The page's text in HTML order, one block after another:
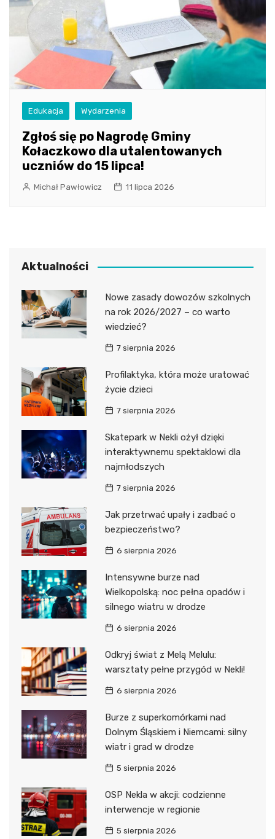
Edukacja Wydarzenia
Zgłoś się po Nagrodę Gminy
Kołaczkowo dla utalentowanych
uczniów do 15 lipca!
Michał Pawłowicz 11 lipca 2026
Aktualności
Nowe zasady dowozów szkolnych
na rok 2026/2027 – co warto
wiedzieć?
7 sierpnia 2026
Profilaktyka, która może uratować
życie dzieci
7 sierpnia 2026
Skatepark w Nekli ożył dzięki
interaktywnemu spektaklowi dla
najmłodszych
7 sierpnia 2026
Jak przetrwać upały i zadbać o
bezpieczeństwo?
6 sierpnia 2026
Intensywne burze nad
Wielkopolską: noc pełna opadów i
silnego wiatru w drodze
6 sierpnia 2026
Odkryj świat z Melą Melulu:
warsztaty pełne przygód w Nekli!
6 sierpnia 2026
Burze z superkomórkami nad
Dolnym Śląskiem i Niemcami: silny
wiatr i grad w drodze
5 sierpnia 2026
OSP Nekla w akcji: codzienne
interwencje w regionie
5 sierpnia 2026